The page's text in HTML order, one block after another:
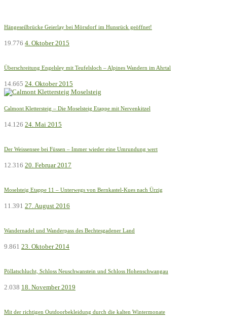
Hängeseilbrücke Geierlay bei Mörsdorf im Hunsrück geöffnet!
19.776 4. Oktober 2015
Überschreitung Engelsley mit Teufelsloch – Alpines Wandern im Ahrtal
14.665 24. Oktober 2015
Calmont Klettersteig – Die Moselsteig Etappe mit Nervenkitzel
14.126 24. Mai 2015
Der Weissensee bei Füssen – Immer wieder eine Umrundung wert
12.316 20. Februar 2017
Moselsteig Etappe 11 – Unterwegs von Bernkastel-Kues nach Ürzig
11.391 27. August 2016
Wandernadel und Wanderpass des Bechtesgadener Land
9.861 23. Oktober 2014
Pöllatschlucht, Schloss Neuschwanstein und Schloss Hohenschwangau
2.038 18. November 2019
Mit der richtigen Outdoorbekleidung durch die kalten Wintermonate